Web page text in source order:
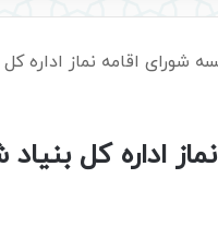
شورای اقامه نماز اداره
اداره کل